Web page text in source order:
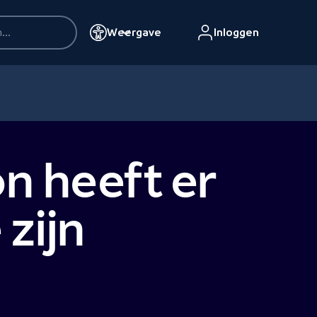
Weergave Inloggen
heeft er